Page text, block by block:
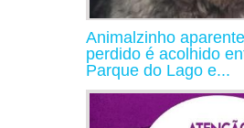
Animalzinho
perdido é acolhido
Parque do Lago e...